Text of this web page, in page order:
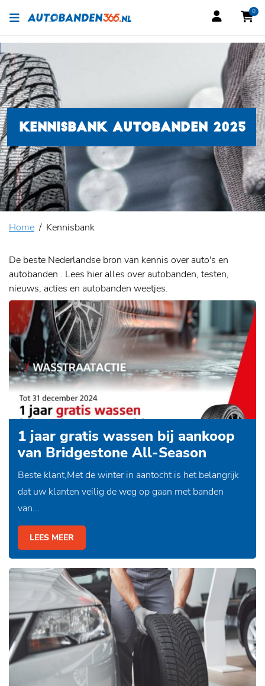
0
KENNISBANK AUTOBANDEN 2025
Home Kennisbank
De beste Nederlandse bron van kennis over auto's en
autobanden . Lees hier alles over autobanden, testen,
nieuws, acties en autobanden weetjes.
1 jaar gratis wassen bij aankoop
van Bridgestone All-Season
banden
Beste klant,Met de winter in aantocht is het belangrijk
dat uw klanten veilig de weg op gaan met banden
van...
LEES MEER